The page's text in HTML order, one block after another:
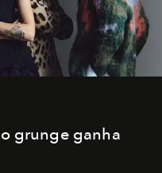
grunge ganha